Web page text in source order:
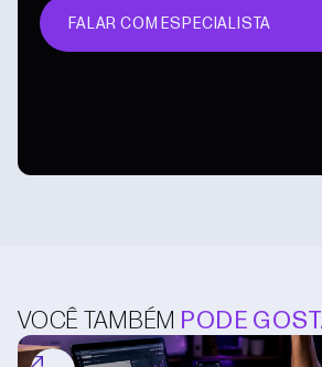
FALAR COM ESPECIALISTA
VOCÊ TAMBÉM PODE